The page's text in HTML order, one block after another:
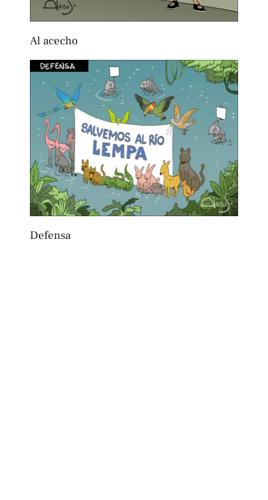
Al acecho
Defensa